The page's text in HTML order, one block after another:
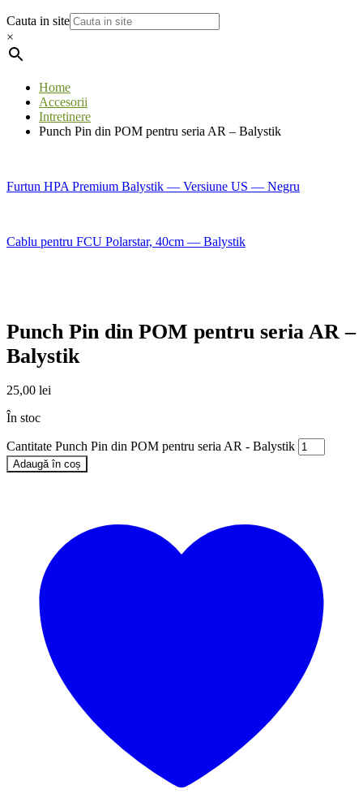
Cauta in site
×
Home
Accesorii
Intretinere
Punch Pin din POM pentru seria AR – Balystik
Furtun HPA Premium Balystik — Versiune US — Negru
Cablu pentru FCU Polarstar, 40cm — Balystik
Punch Pin din POM pentru seria AR –
Balystik
25,00 lei
În stoc
Cantitate Punch Pin din POM pentru seria AR - Balystik
Adaugă în coș